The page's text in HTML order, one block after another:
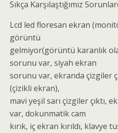
Sıkça Karşılaştığımız
Lcd led floresan ekran
görüntü
gelmiyor(görüntü karanlık
sorunu var, siyah ekran
sorunu var, ekranda çizgiler
(çizikli ekran),
mavi yeşil sarı çizgiler çıktı,
var, dokunmatik cam
kırık, iç ekran kırıldı, klavye